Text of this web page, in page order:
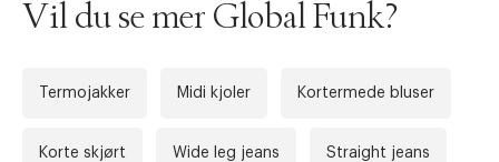
Vil du se mer Global Funk?
Termojakker Midi kjoler Kortermede bluser
Korte skjørt Wide leg jeans Straight jeans